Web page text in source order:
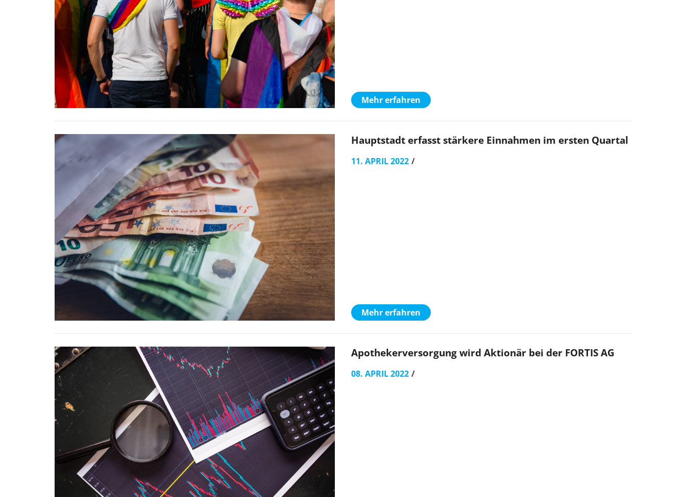
Mehr erfahren
Hauptstadt erfasst stärkere Einnahmen im ersten Quartal
11. APRIL 2022
Mehr erfahren
Apothekerversorgung wird Aktionär bei der FORTIS AG
08. APRIL 2022